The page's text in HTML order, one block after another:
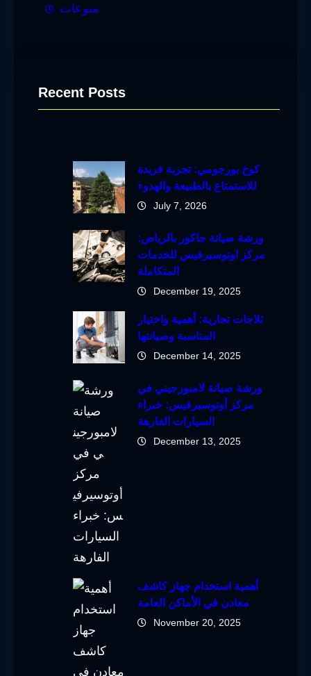
منوعات
Recent Posts
كوخ بورجومي: تجربة فريدة
للاستمتاع بالطبيعة والهدوء
July 7, 2026
ورشة صيانة جاكور بالرياض:
مركز اوتوسيرفيس للخدمات
المتكاملة
December 19, 2025
ثلاجات تجارية: أهمية واختيار
المناسبة وصيانتها
December 14, 2025
ورشة صيانة لامبورجيني في
مركز أوتوسيرفيس: خبراء
السيارات الفارهة
December 13, 2025
أهمية استخدام جهاز كاشف
معادن في الأماكن العامة
November 20, 2025